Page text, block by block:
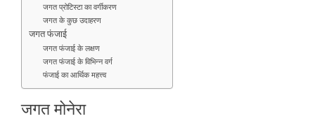
जगत प्रोटिस्टा का वर्गीकरण
जगत के कुछ उदाहरण
जगत फंजाई
जगत फंजाई के लक्षण
जगत फंजाई के विभिन्न वर्ग
फंजाई का आर्थिक महत्त्व
जगत मोनेरा